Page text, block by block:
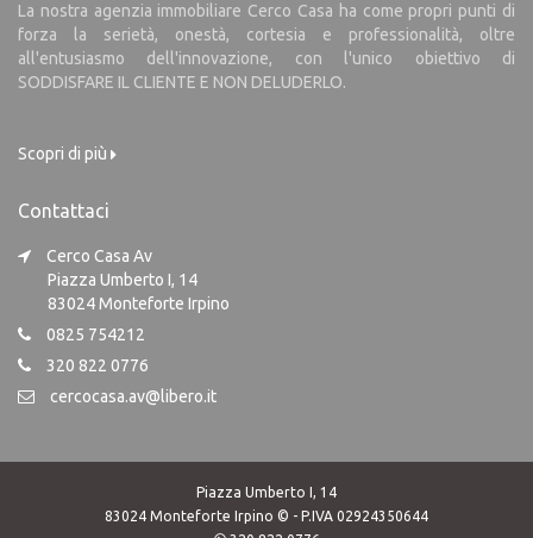
La nostra agenzia immobiliare Cerco Casa ha come propri punti di
forza la serietà, onestà, cortesia e professionalità, oltre
all'entusiasmo dell'innovazione, con l'unico obiettivo di
SODDISFARE IL CLIENTE E NON DELUDERLO.
Scopri di più
Contattaci
Cerco Casa Av
Piazza Umberto I, 14
83024 Monteforte Irpino
0825 754212
320 822 0776
cercocasa.av@libero.it
Piazza Umberto I, 14
83024 Monteforte Irpino © - P.IVA 02924350644